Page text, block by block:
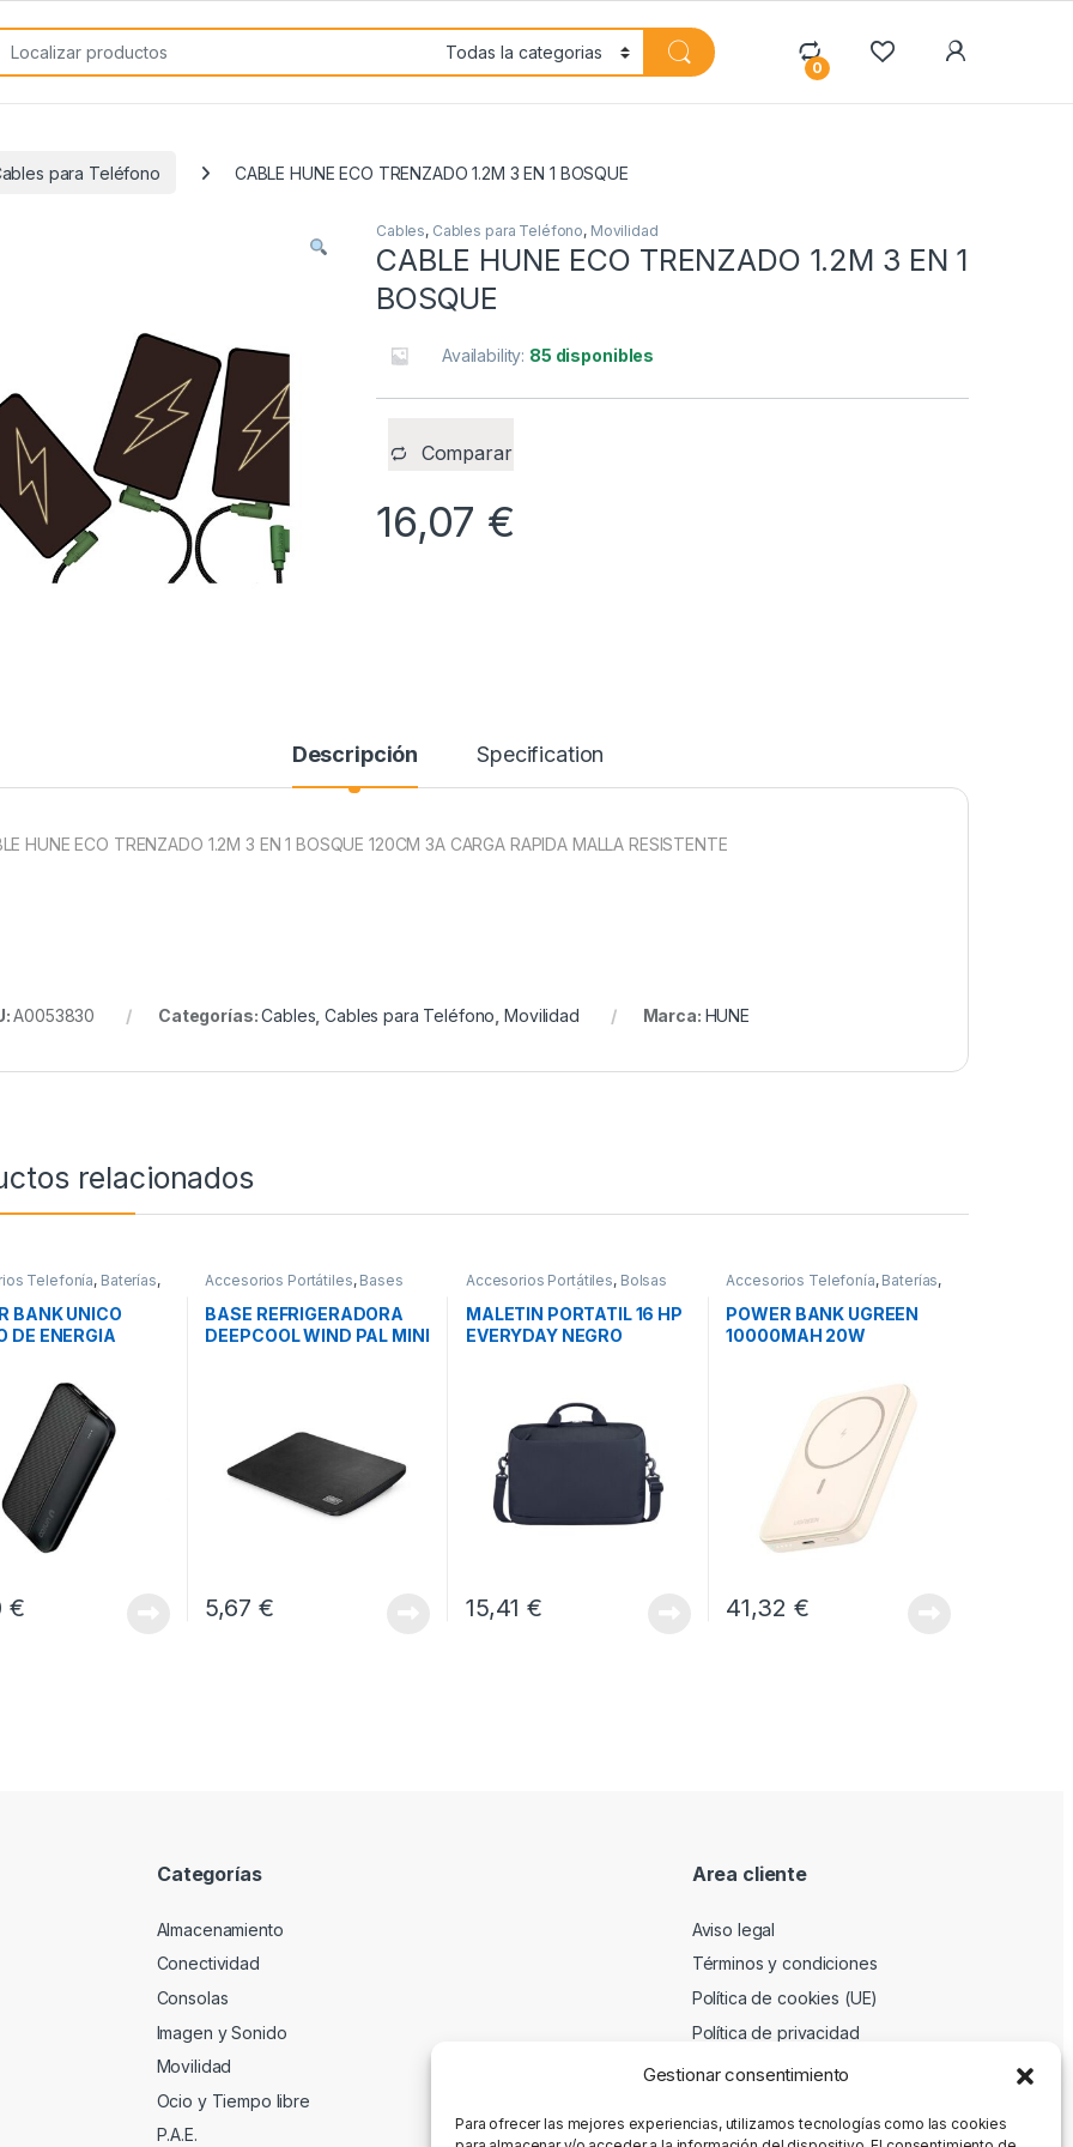
Gestionar consentimiento
Para ofrecer las mejores experiencias, utilizamos tecnologías como las cookies
for:
0
para Teléfono CABLE HUNE ECO TRENZADO 1.2M 3 EN 1 BOSQUE
Cables, Cables para Teléfono, Movilidad
CABLE HUNE ECO TRENZADO 1.2M 3 EN 1
BOSQUE
Availability: 85 disponibles
Comparar
16,07 €
Descripción Specification
HUNE ECO TRENZADO 1.2M 3 EN 1 BOSQUE 120CM 3A CARGA RAPIDA MALLA RESISTENTE
A0053830 Categorías:Cables ,Cables para Teléfono ,Movilidad Marca: HUNE
relacionados
Telefonía, Baterías,
BANK UNICO
DE ENERGIA
€
Accesorios Portátiles, Bases
BASE REFRIGERADORA
DEEPCOOL WIND PAL MINI
5,67 €
Accesorios Portátiles, Bolsas
Transporte Portátiles
MALETIN PORTATIL 16 HP
EVERYDAY NEGRO
15,41€
Accesorios Telefonía, Baterías,
POWER BANK UGREEN
10000MAH 20W
41,32 €
Categorías
Almacenamiento
Conectividad
Consolas
Imagen y Sonido
Movilidad
Ocio y Tiempo libre
P.A.E.
Area cliente
Aviso legal
Términos y condiciones
Política de cookies (UE)
Política de privacidad